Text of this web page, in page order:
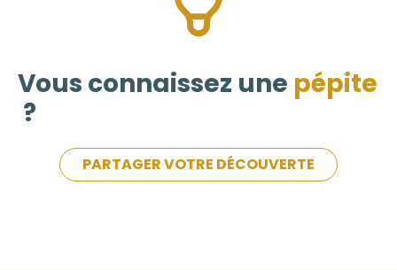
Vous connaissez une pépite
?
PARTAGER VOTRE DÉCOUVERTE